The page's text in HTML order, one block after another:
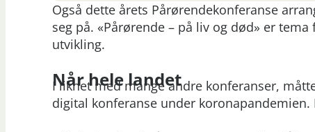
Også dette årets Pårørendekonferanse
seg på. «Pårørende – på liv og død» er
utvikling.
Når hele landet
I likhet med mange andre konferanser,
digital konferanse under